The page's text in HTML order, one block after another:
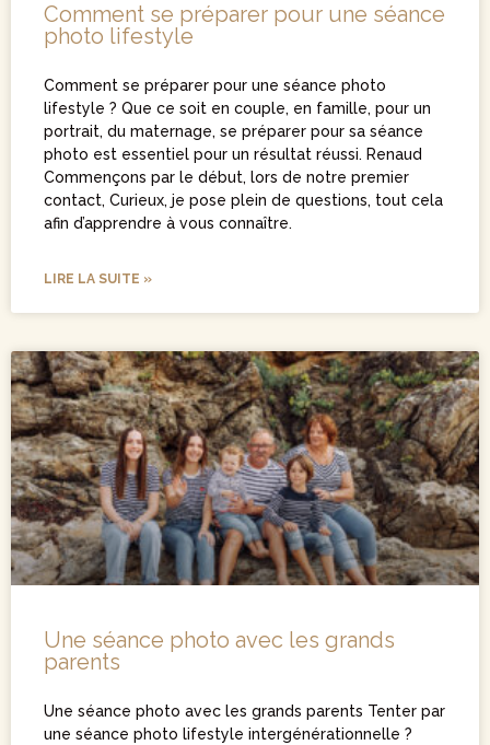
Comment se préparer pour une séance
photo lifestyle
Comment se préparer pour une séance photo
lifestyle ? Que ce soit en couple, en famille, pour un
portrait, du maternage, se préparer pour sa séance
photo est essentiel pour un résultat réussi. Renaud
Commençons par le début, lors de notre premier
contact, Curieux, je pose plein de questions, tout cela
afin d’apprendre à vous connaître.
LIRE LA SUITE »
Une séance photo avec les grands
parents
Une séance photo avec les grands parents Tenter par
une séance photo lifestyle intergénérationnelle ?